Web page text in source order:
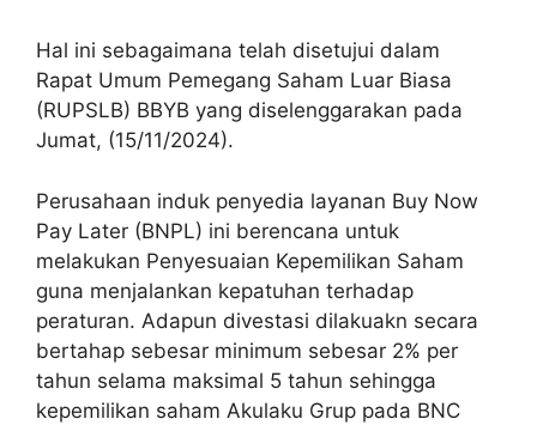
Hal ini sebagaimana telah disetujui dalam
Rapat Umum Pemegang Saham Luar Biasa
(RUPSLB) BBYB yang diselenggarakan pada
Jumat, (15/11/2024).
Perusahaan induk penyedia layanan Buy Now
Pay Later (BNPL) ini berencana untuk
melakukan Penyesuaian Kepemilikan Saham
guna menjalankan kepatuhan terhadap
peraturan. Adapun divestasi dilakuakn secara
bertahap sebesar minimum sebesar 2% per
tahun selama maksimal 5 tahun sehingga
kepemilikan saham Akulaku Grup pada BNC